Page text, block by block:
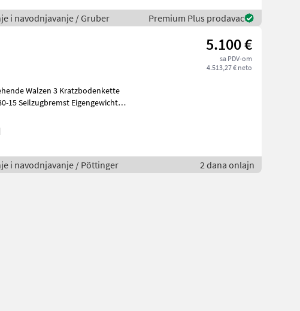
i navodnjavanje / Gruber Premium Plus prodavac
5.100 €
sa PDV-om
4.513,27 € neto
Walzen 3 Kratzbodenkette
15 Seilzugbremst Eigengewicht
i navodnjavanje / Pöttinger 2 dana onlajn